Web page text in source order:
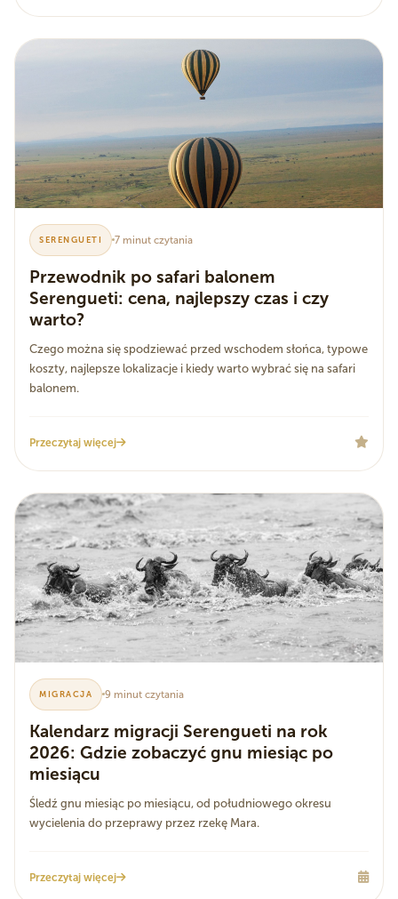
SERENGUETI 7 minut czytania
Przewodnik po safari balonem
Serengueti: cena, najlepszy czas i czy
warto?
Czego można się spodziewać przed wschodem słońca, typowe
koszty, najlepsze lokalizacje i kiedy warto wybrać się na safari
balonem.
Przeczytaj więcej
MIGRACJA 9 minut czytania
Kalendarz migracji Serengueti na rok
2026: Gdzie zobaczyć gnu miesiąc po
miesiącu
Śledź gnu miesiąc po miesiącu, od południowego okresu
wycielenia do przeprawy przez rzekę Mara.
Przeczytaj więcej